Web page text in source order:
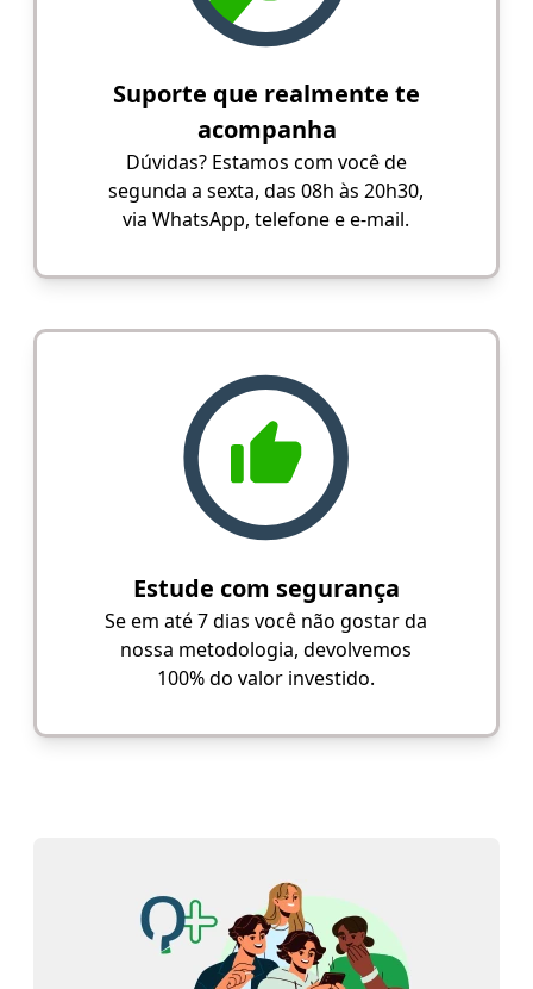
Suporte que realmente te
acompanha
Dúvidas? Estamos com você de
segunda a sexta, das 08h às 20h30,
via WhatsApp, telefone e e-mail.
Estude com segurança
Se em até 7 dias você não gostar da
nossa metodologia, devolvemos
100% do valor investido.